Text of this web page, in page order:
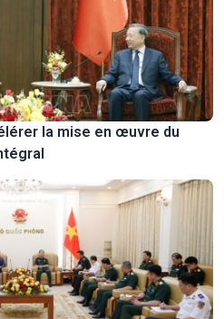
la mise en œuvre du